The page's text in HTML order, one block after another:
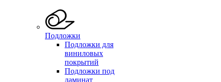
Подложки
Подложки для
виниловых
покрытий
Подложки под
ламинат